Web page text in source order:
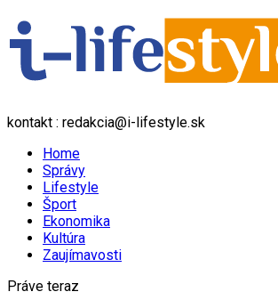
kontakt : redakcia@i-lifestyle.sk
Home
Správy
Lifestyle
Šport
Ekonomika
Kultúra
Zaujímavosti
Práve teraz